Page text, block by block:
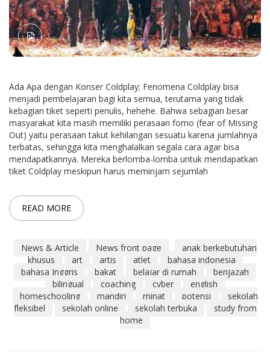
Ada Apa dengan Konser Coldplay; Fenomena Coldplay bisa
menjadi pembelajaran bagi kita semua, terutama yang tidak
kebagian tiket seperti penulis, hehehe. Bahwa sebagian besar
masyarakat kita masih memiliki perasaan fomo (fear of Missing
Out) yaitu perasaan takut kehilangan sesuatu karena jumlahnya
terbatas, sehingga kita menghalalkan segala cara agar bisa
mendapatkannya. Mereka berlomba-lomba untuk mendapatkan
tiket Coldplay meskipun harus meminjam sejumlah
READ MORE
News & Article News front page
anak berkebutuhan
khusus
art artis atlet
bahasa indonesia
bahasa Inggris
bakat belajar di rumah
berijazah
bilingual
coaching cyber
english
homeschooling
mandiri minat potensi
sekolah
fleksibel
sekolah online sekolah terbuka
study from
home